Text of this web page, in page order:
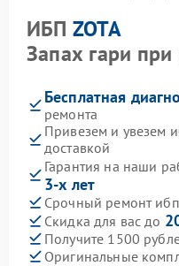
ИБП ZOTA
Запах гари при
Бесплатная
ремонта
Привезем и увезем
доставкой
Гарантия на наши
3-х лет
Срочный ремонт ибп
Скидка для вас до
Получите 1500
Оригинальные